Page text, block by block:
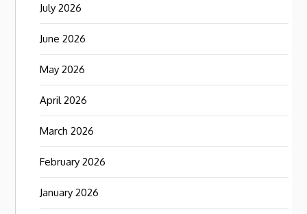
July 2026
June 2026
May 2026
April 2026
March 2026
February 2026
January 2026